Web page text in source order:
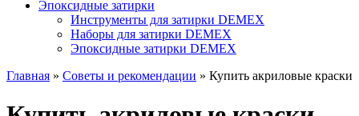
Эпоксидные затирки
Инструменты для затирки DEMEX
Наборы для затирки DEMEX
Эпоксидные затирки DEMEX
Главная » Советы и рекомендации » Купить акриловые краски